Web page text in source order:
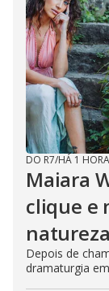
DO R7/HÁ 1 HORA
Maiara
clique e
natureza
Depois de
dramaturgia